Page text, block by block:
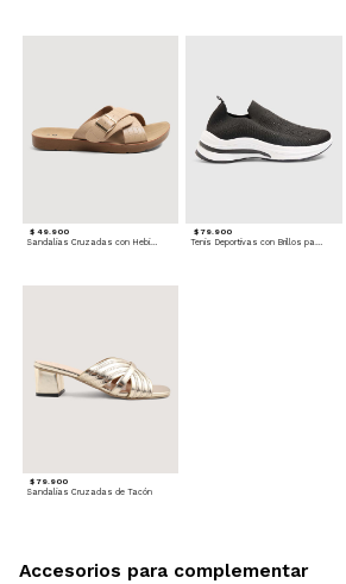
$ 49.900
Sandalias Cruzadas con Hebilla
$ 79.900
Tenis Deportivas con Brillos para mujer
$ 79.900
Sandalias Cruzadas de Tacón
Accesorios para complementar